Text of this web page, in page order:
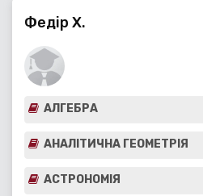
Федір Х.
АЛГЕБРА
АНАЛІТИЧНА ГЕОМЕТРІЯ
АСТРОНОМІЯ